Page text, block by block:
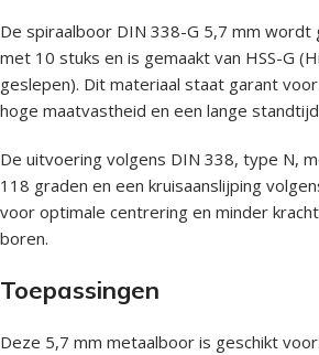
De spiraalboor DIN 338-G 5,7 mm wordt
met 10 stuks en is gemaakt van HSS-G
geslepen). Dit materiaal staat garant
hoge maatvastheid en een lange
De uitvoering volgens DIN 338, type N,
118 graden en een kruisaanslijping
voor optimale centrering en minder
boren.
Toepassingen
Deze 5,7 mm metaalboor is geschikt voor: